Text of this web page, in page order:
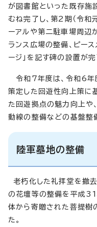
が図書館といった既存施
むね完了し、第2期（令和
ーアルや第二駐車場周辺
ランス広場の整備、ピー
ージ」を記す碑の設置が完
令和7年度は、令和6年
策定した回遊性向上策に
た回遊拠点の魅力向上や
動線の整備などの基盤整
陸軍墓地の整備
老朽化した礼拝堂を撤去
の花壇等の整備を平成31
体から寄贈された菩提樹
た。